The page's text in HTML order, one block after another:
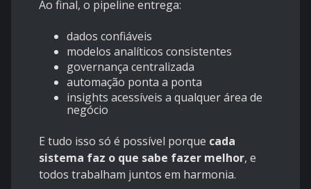
Ao final, o pipeline entrega:
dados confiáveis
modelos analíticos consistentes
governança centralizada
automação ponta a ponta
insights acessíveis a qualquer área de
negócio
E tudo isso só é possível porque cada
sistema faz o que sabe fazer melhor, e
todos trabalham juntos em harmonia.